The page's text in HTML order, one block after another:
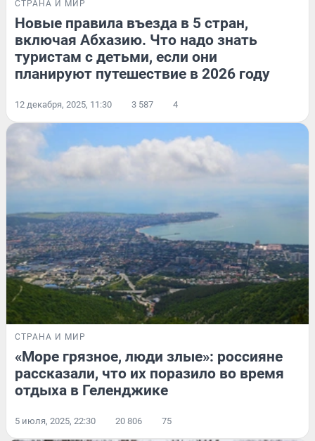
СТРАНА И МИР
Новые правила въезда в 5 стран,
включая Абхазию. Что надо знать
туристам с детьми, если они
планируют путешествие в 2026 году
12 декабря, 2025, 11:30 3 587 4
СТРАНА И МИР
«Море грязное, люди злые»: россияне
рассказали, что их поразило во время
отдыха в Геленджике
5 июля, 2025, 22:30 20 806 75